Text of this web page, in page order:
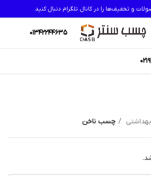
و تخفیف‌ها را در کانال تلگرام دنبال کنید
01342244635
چسب ناخن